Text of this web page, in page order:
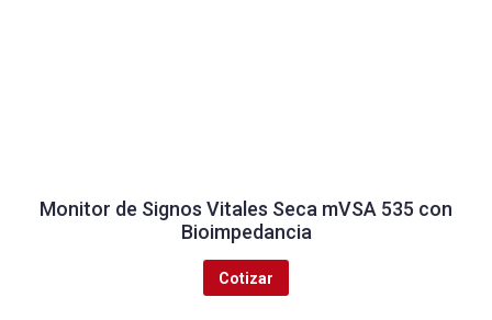
Monitor de Signos Vitales Seca mVSA 535 con
Bioimpedancia
Cotizar